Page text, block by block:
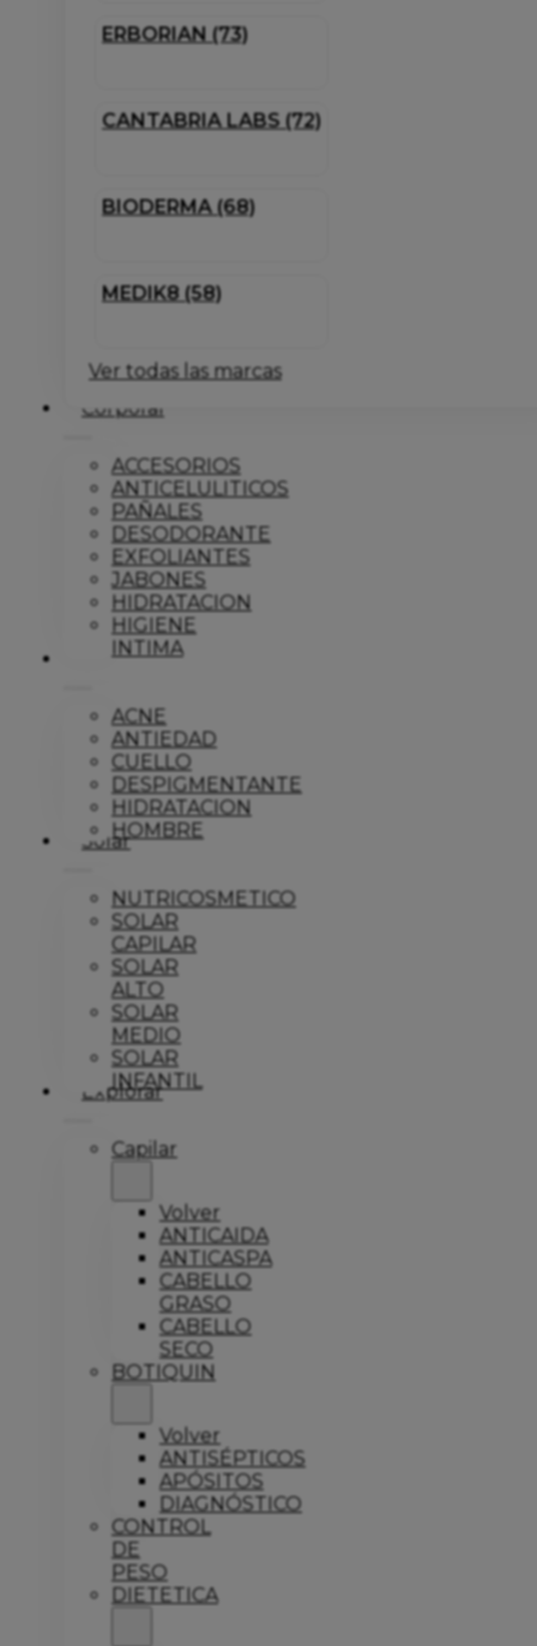
ERBORIAN (73)
CANTABRIA LABS (72)
BIODERMA (68)
MEDIK8 (58)
Ver todas las marcas
Corporal
ACCESORIOS
ANTICELULITICOS
PAÑALES
DESODORANTE
EXFOLIANTES
JABONES
HIDRATACION
HIGIENE
INTIMA
Dermo
ACNE
ANTIEDAD
CUELLO
DESPIGMENTANTE
HIDRATACION
HOMBRE
Solar
NUTRICOSMETICO
SOLAR
CAPILAR
SOLAR
ALTO
SOLAR
MEDIO
SOLAR
INFANTIL
Explorar
Capilar
Volver
ANTICAIDA
ANTICASPA
CABELLO
GRASO
CABELLO
SECO
BOTIQUIN
Volver
ANTISÉPTICOS
APÓSITOS
DIAGNÓSTICO
CONTROL
DE
PESO
DIETETICA